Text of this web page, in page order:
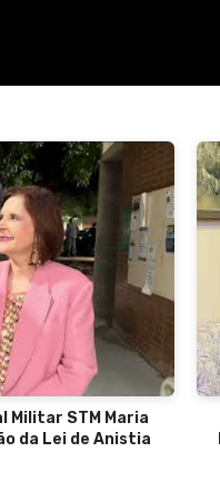
Militar STM Maria
da Lei de Anistia